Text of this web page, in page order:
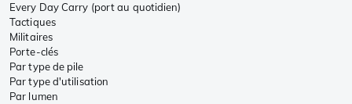
Every Day Carry (port au quotidien)
Tactiques
Militaires
Porte-clés
Par type de pile
Par type d'utilisation
Par lumen